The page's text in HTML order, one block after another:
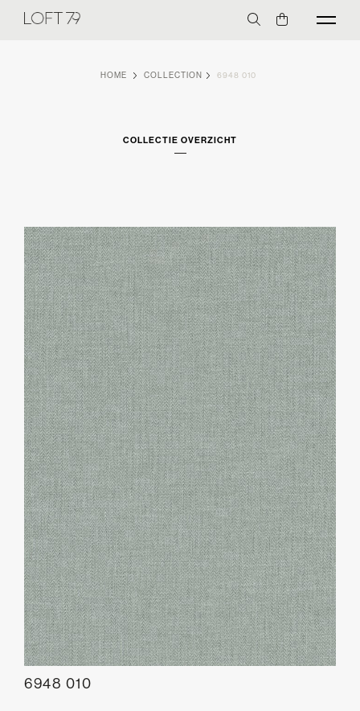
HOME COLLECTION 6948 010
COLLECTIE OVERZICHT
6948 010